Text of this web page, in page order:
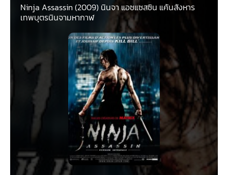
Ninja Assassin (2009) นินจา แอซแซสซิน แค้นสังหาร
เทพบุตรนินจามหากาฬ